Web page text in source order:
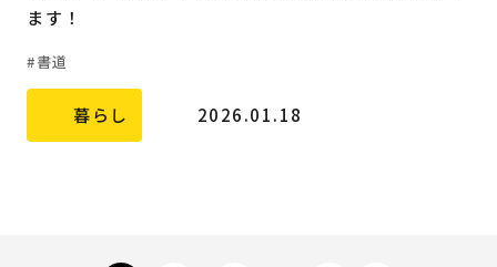
ます！
書道
暮らし 2026.01.18